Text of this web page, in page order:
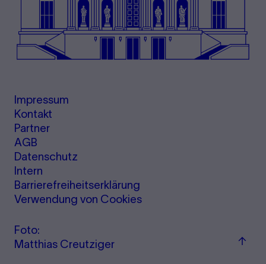
Impressum
Kontakt
Partner
AGB
Datenschutz
Intern
Barrierefreiheitserklärung
Verwendung von Cookies
Foto:
Matthias Creutziger
Zu